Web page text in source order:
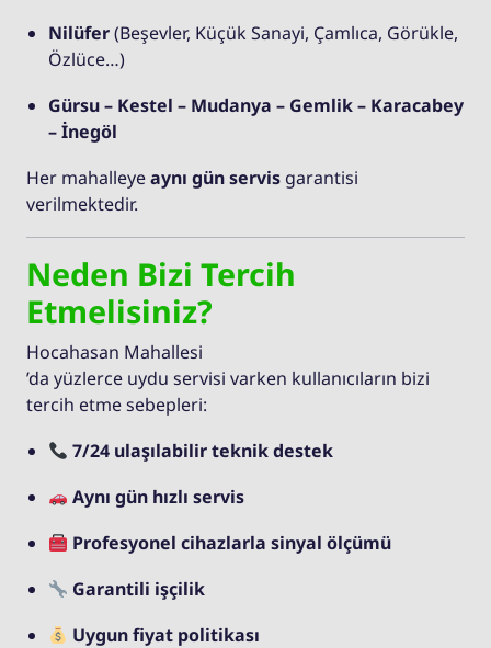
Nilüfer(Beşevler, Küçük Sanayi, Çamlıca, Görükle,
Özlüce…)
Gürsu – Kestel – Mudanya – Gemlik – Karacabey
– İnegöl
Her mahalleyeaynı gün servis garantisi
verilmektedir.
Neden Bizi Tercih
Etmelisiniz?
Hocahasan Mahallesi
’da yüzlerce uydu servisi varken kullanıcıların bizi
tercih etme sebepleri:
7/24 ulaşılabilir teknik destek
Aynı gün hızlı servis
Profesyonel cihazlarla sinyal ölçümü
Garantili işçilik
Uygun fiyat politikası